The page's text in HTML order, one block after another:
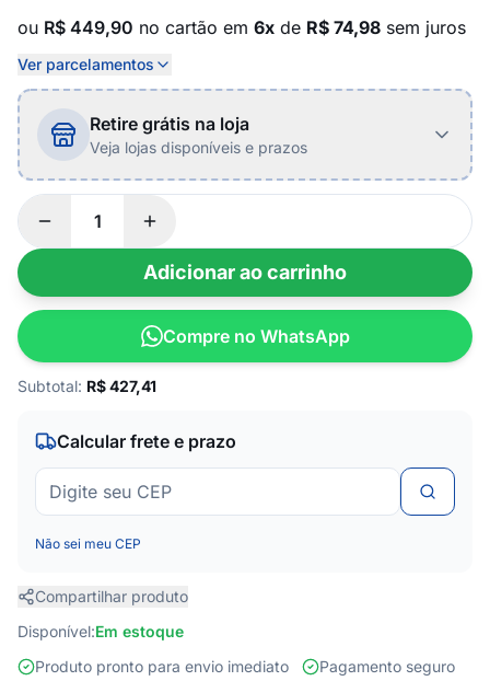
ou R$ 449,90 no cartão em 6x de R$ 74,98 sem juros
Ver parcelamentos
Retire grátis na loja
Veja lojas disponíveis e prazos
Adicionar ao carrinho
Compre no WhatsApp
Subtotal: R$427,41
Calcular frete e prazo
Não sei meu CEP
Compartilhar produto
Disponível:Em estoque
Produto pronto para envio imediato
Pagamento seguro